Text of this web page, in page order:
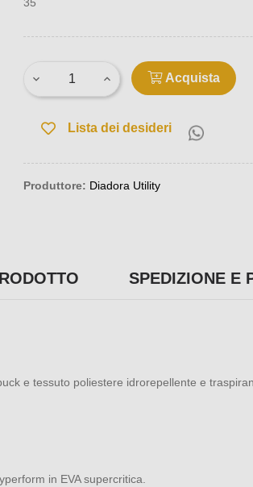
35
Acquista
Lista dei desideri
Produttore: Diadora Utility
SPEDIZIONE E
e tessuto poliestere idrorepellente e
in EVA supercritica.